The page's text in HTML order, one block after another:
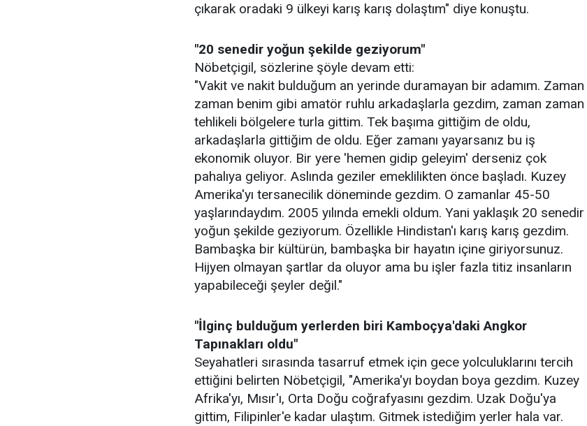
çıkarak oradaki 9 ülkeyi karış karış dolaştım" diye konuştu.
"20 senedir yoğun şekilde geziyorum"
Nöbetçigil, sözlerine şöyle devam etti:
"Vakit ve nakit bulduğum an yerinde duramayan bir adamım. Zaman
zaman benim gibi amatör ruhlu arkadaşlarla gezdim, zaman zaman
tehlikeli bölgelere turla gittim. Tek başıma gittiğim de oldu,
arkadaşlarla gittiğim de oldu. Eğer zamanı yayarsanız bu iş
ekonomik oluyor. Bir yere 'hemen gidip geleyim' derseniz çok
pahalıya geliyor. Aslında geziler emeklilikten önce başladı. Kuzey
Amerika'yı tersanecilik döneminde gezdim. O zamanlar 45-50
yaşlarındaydım. 2005 yılında emekli oldum. Yani yaklaşık 20 senedir
yoğun şekilde geziyorum. Özellikle Hindistan'ı karış karış gezdim.
Bambaşka bir kültürün, bambaşka bir hayatın içine giriyorsunuz.
Hijyen olmayan şartlar da oluyor ama bu işler fazla titiz insanların
yapabileceği şeyler değil."
"İlginç bulduğum yerlerden biri Kamboçya'daki Angkor
Tapınakları oldu"
Seyahatleri sırasında tasarruf etmek için gece yolculuklarını tercih
ettiğini belirten Nöbetçigil, "Amerika'yı boydan boya gezdim. Kuzey
Afrika'yı, Mısır'ı, Orta Doğu coğrafyasını gezdim. Uzak Doğu'ya
gittim, Filipinler'e kadar ulaştım. Gitmek istediğim yerler hala var.